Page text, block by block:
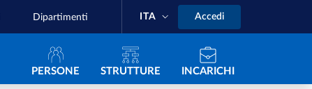
Dipartimenti ITA Accedi
Navigazione principale
PERSONE STRUTTURE INCARICHI